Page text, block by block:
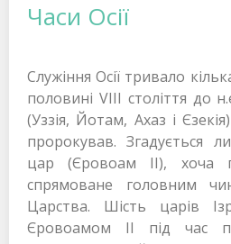
Часи Осії
Служіння Осії тривало
половині VIII століття до
(Уззія, Йотам, Ахаз і
пророкував. Згадується
цар (Єровоам II), хоча
спрямоване головним
Царства. Шість царів
Єровоамом II під час